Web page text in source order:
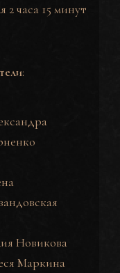
часа 15 минут
:
Новикова
Маркина